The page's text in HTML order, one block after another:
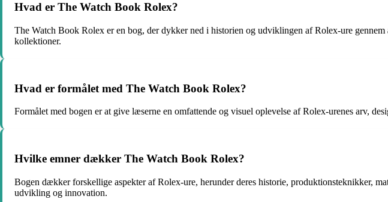
Hvad er The Watch Book Rolex?
The Watch Book Rolex er en bog, der dykker ned i historien og udviklingen af ​​Rolex-ure
kollektioner.
Hvad er formålet med The Watch Book Rolex?
Formålet med bogen er at give læserne en omfattende og visuel oplevelse af Rolex-urenes arv,
Hvilke emner dækker The Watch Book Rolex?
Bogen dækker forskellige aspekter af Rolex-ure, herunder deres historie, produktionsteknikker,
udvikling og innovation.